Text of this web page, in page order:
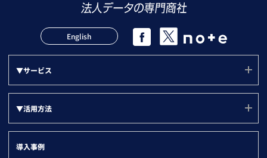
English
▼サービス
サービス(ユーソナー)
プランソナー
▼活用方法
活用方法(TOP)
導入事例